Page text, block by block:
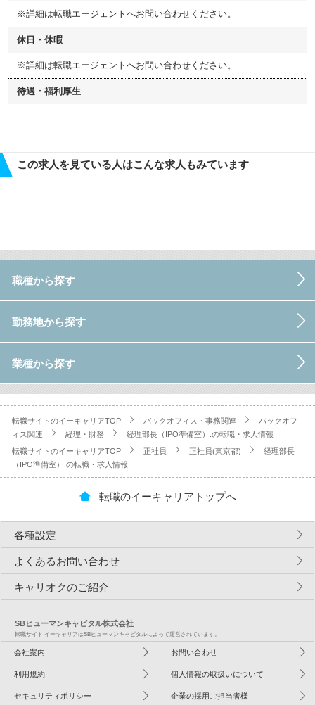
※詳細は転職エージェントへお問い合わせください。
休日・休暇
※詳細は転職エージェントへお問い合わせください。
待遇・福利厚生
この求人を見ている人はこんな求人もみています
職種から探す
勤務地から探す
業種から探す
転職サイトのイーキャリアTOP バックオフィス・事務関連
バックオフ
ィス関連
経理・財務 経理部長（IPO準備室）.の転職・求人情報
転職サイトのイーキャリアTOP 正社員 正社員(東京都)
経理部長
（IPO準備室）.の転職・求人情報
転職のイーキャリアトップへ
各種設定
よくあるお問い合わせ
キャリオクのご紹介
SBヒューマンキャピタル株式会社
転職サイト イーキャリアはSBヒューマンキャピタルによって運営されています。
会社案内 お問い合わせ
利用規約 個人情報の取扱いについて
セキュリティポリシー 企業の採用ご担当者様